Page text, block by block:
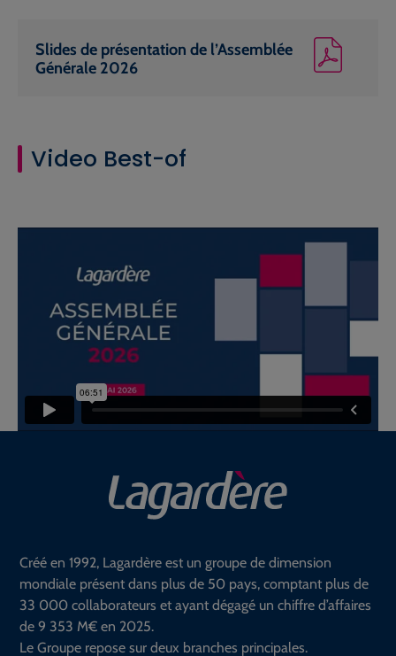
Slides de présentation de l’Assemblée
Générale 2026
Video Best-of
Créé en 1992, Lagardère est un groupe de dimension
mondiale présent dans plus de 50 pays, comptant plus de
33 000 collaborateurs et ayant dégagé un chiffre d’affaires
de 9 353 M€ en 2025.
Le Groupe repose sur deux branches principales.